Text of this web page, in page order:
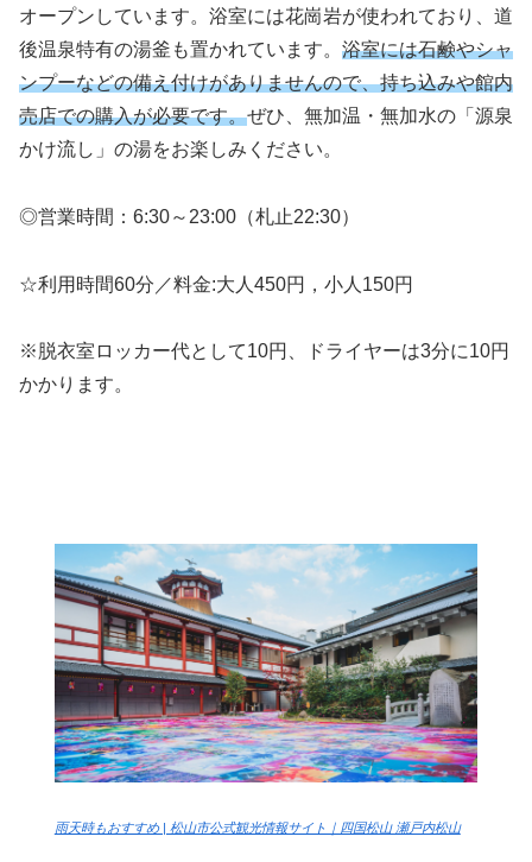
オープンしています。浴室には花崗岩が使われており、道
後温泉特有の湯釜も置かれています。 浴室には石鹸やシャ
ンプーなどの備え付けがありませんので、持ち込みや館内
売店での購入が必要です。ぜひ、無加温・無加水の「源泉
かけ流し」の湯をお楽しみください。
◎営業時間：6:30～23:00（札止22:30）
☆利用時間60分／料金:大人450円，小人150円
※脱衣室ロッカー代として10円、ドライヤーは3分に10円
かかります。
雨天時もおすすめ | 松山市公式観光情報サイト｜四国松山 瀬戸内松山